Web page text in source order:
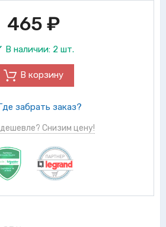
465 ₽
В наличии: 2 шт.
В корзину
забрать заказ?
Снизим цену!